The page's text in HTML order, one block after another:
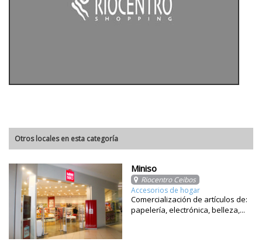
Otros locales en esta categoría
Miniso
Riocentro Ceibos
Accesorios de hogar
Comercialización de artículos de:
papelería, electrónica, belleza,...